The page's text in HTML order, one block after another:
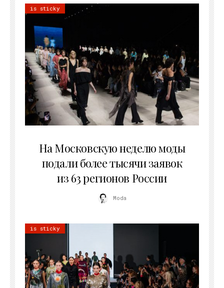
is sticky
На Московскую неделю моды
подали более тысячи заявок
из 63 регионов России
Moda
is sticky